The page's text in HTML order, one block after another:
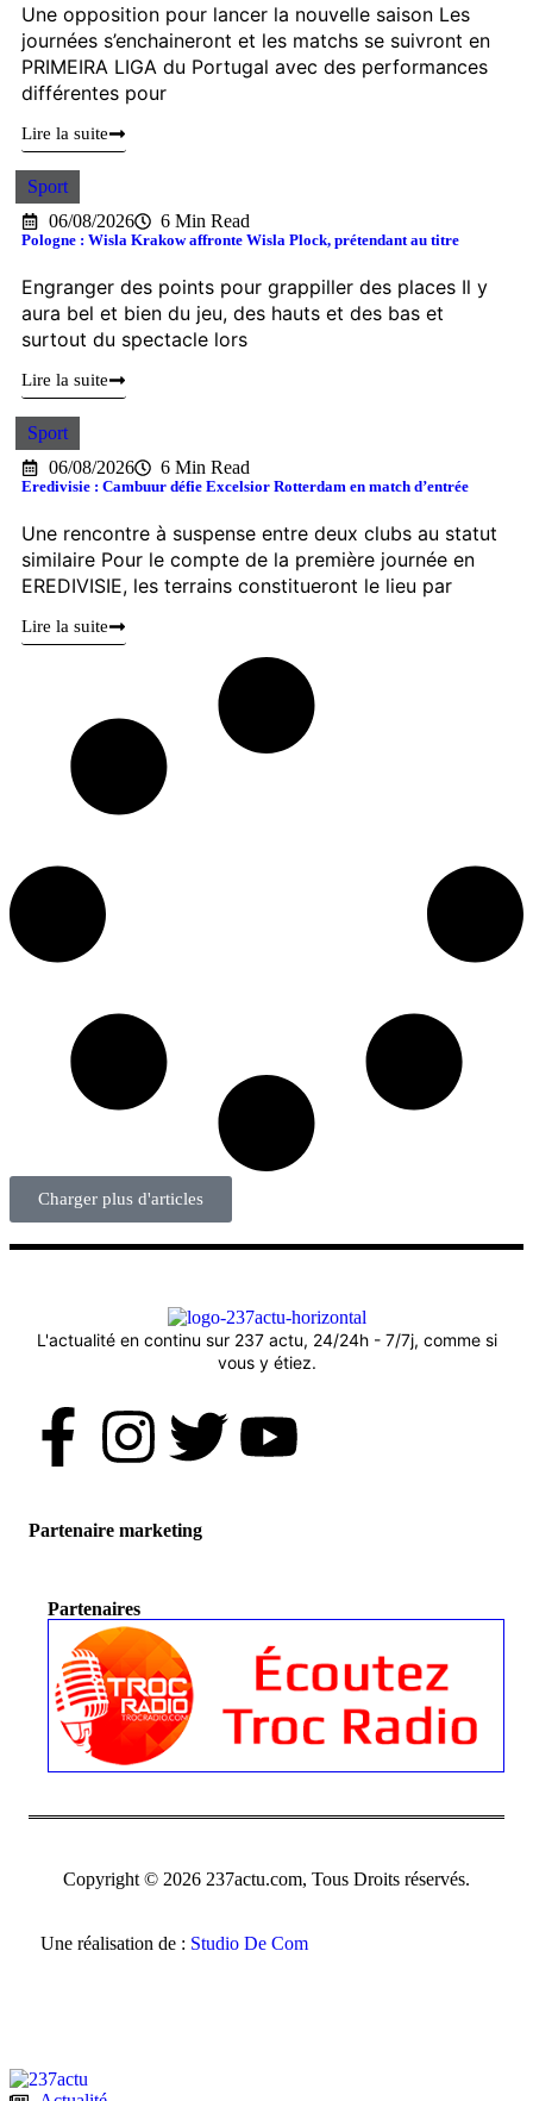
Une opposition pour lancer la nouvelle saison Les
journées s’enchaineront et les matchs se suivront en
PRIMEIRA LIGA du Portugal avec des performances
différentes pour
Lire la suite
Sport
06/08/2026
6 Min Read
Pologne : Wisla Krakow affronte Wisla Plock, prétendant au titre
Engranger des points pour grappiller des places Il y
aura bel et bien du jeu, des hauts et des bas et
surtout du spectacle lors
Lire la suite
Sport
06/08/2026
6 Min Read
Eredivisie : Cambuur défie Excelsior Rotterdam en match d’entrée
Une rencontre à suspense entre deux clubs au statut
similaire Pour le compte de la première journée en
EREDIVISIE, les terrains constitueront le lieu par
Lire la suite
Charger plus d'articles
L'actualité en continu sur 237 actu, 24/24h - 7/7j, comme si
vous y étiez.
Partenaire marketing
Partenaires
Copyright © 2026 237actu.com, Tous Droits réservés.
Une réalisation de : Studio De Com